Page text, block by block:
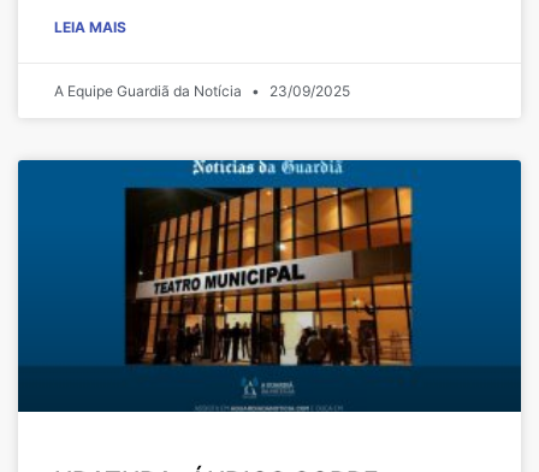
LEIA MAIS
A Equipe Guardiã da Notícia 23/09/2025